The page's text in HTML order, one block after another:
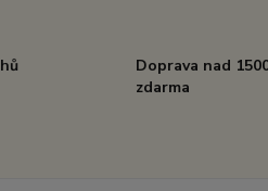
Doprava nad
zdarma